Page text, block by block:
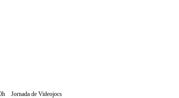
Jornada de Videojocs